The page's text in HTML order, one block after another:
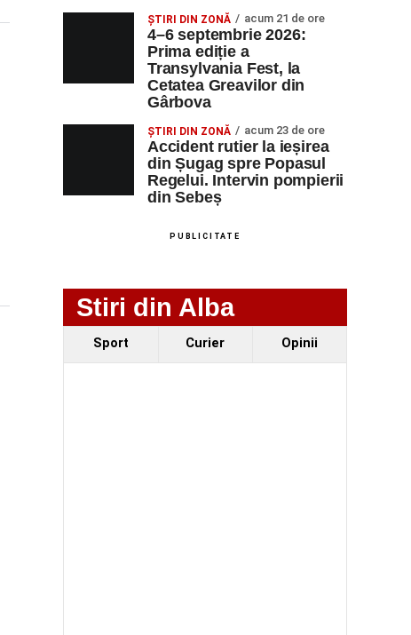
ȘTIRI DIN ZONĂ acum 21 de ore
4–6 septembrie 2026:
Prima ediție a
Transylvania Fest, la
Cetatea Greavilor din
Gârbova
ȘTIRI DIN ZONĂ acum 23 de ore
Accident rutier la ieșirea
din Șugag spre Popasul
Regelui. Intervin pompierii
din Sebeș
PUBLICITATE
Stiri din Alba
Sport Curier Opinii